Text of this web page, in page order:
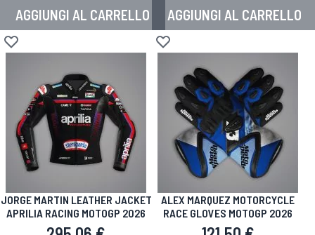
AGGIUNGI AL CARRELLO
Aggiungi alla lista desideri
AGGIUNGI AL CARRELLO
Aggiungi alla lista desideri
JORGE MARTIN LEATHER JACKET
APRILIA RACING MOTOGP 2026
ALEX MARQUEZ MOTORCYCLE
RACE GLOVES MOTOGP 2026